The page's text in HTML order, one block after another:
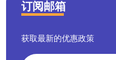
订阅邮箱
获取最新的优惠政策